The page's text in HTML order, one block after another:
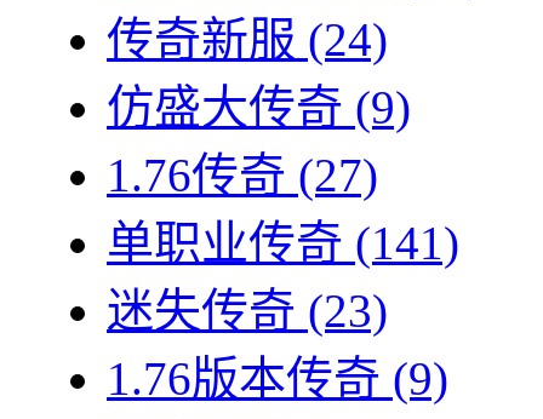
传奇新服 (24)
仿盛大传奇 (9)
1.76传奇 (27)
单职业传奇 (141)
迷失传奇 (23)
1.76版本传奇 (9)